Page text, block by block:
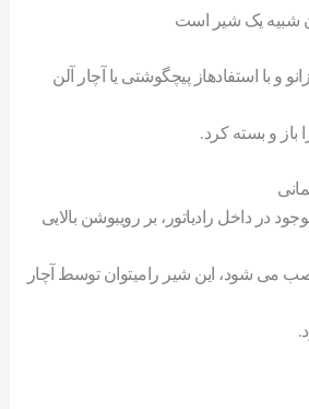
شبيه يک شير است
و با استفادهاز پيچگوشتی يا آچار آلن
باز و بسته کرد.
در داخل رادياتور، بر رویبوشن بالايی
می شود، اين شير رامیتوان توسط آچار